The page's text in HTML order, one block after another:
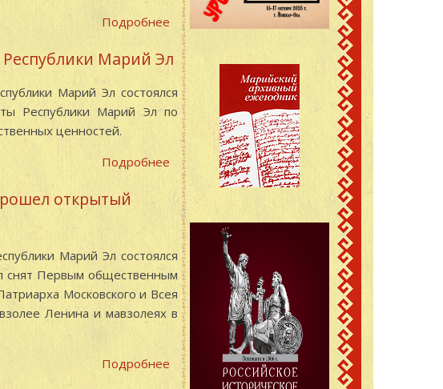
Подробнее
Визит
делегации
архивистов
из
Удмуртской
Республики
Республики Марий Эл
Марий Эл состоялся
Республики Марий Эл по
ценностей.
Подробнее
Заседание
«круглого
стола»
Общественной
палаты
Республики
Марий
Эл
открытый
Марий Эл состоялся
снят Первым общественным
Московского и Всея
Ленина и мавзолеях в
Подробнее